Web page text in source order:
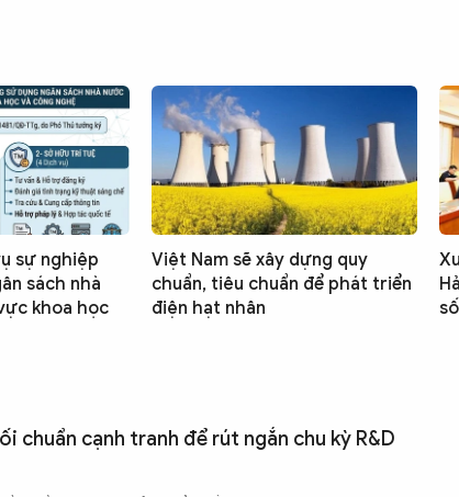
sự nghiệp
sách nhà
khoa học
Việt Nam sẽ xây dựng quy
chuẩn, tiêu chuẩn để phát triển
điện hạt nhân
chuẩn cạnh tranh để rút ngắn chu kỳ R&D